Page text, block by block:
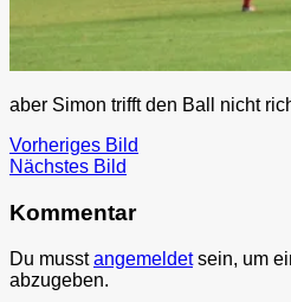
aber Simon trifft den Ball nicht
Vorheriges Bild
Nächstes Bild
Kommentar
Du musstangemeldetsein, um
abzugeben.